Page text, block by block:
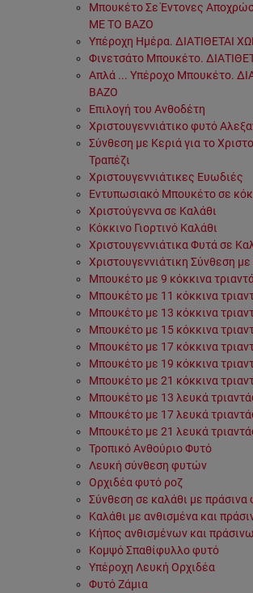
Μπουκέτο Σε Έντονες
ΜΕ ΤΟ ΒΑΖΟ
Υπέροχη Ημέρα. ΔΙΑΤΙΘΕΤΑΙ
Φινετσάτο Μπουκέτο.
Απλά ... Υπέροχο Μπουκέτο.
ΒΑΖΟ
Επιλογή του Ανθοδέτη
Χριστουγεννιάτικο φυτό
Σύνθεση με Κεριά για το
Τραπέζι
Χριστουγεννιάτικες Ευωδιές
Εντυπωσιακό Μπουκέτο σε
Χριστούγεννα σε Καλάθι
Κόκκινο Γιορτινό Καλάθι
Χριστουγεννιάτικα Φυτά σε
Χριστουγεννιάτικη Σύνθεση
Μπουκέτο με 9 κόκκινα
Μπουκέτο με 11 κόκκινα
Μπουκέτο με 13 κόκκινα
Μπουκέτο με 15 κόκκινα
Μπουκέτο με 17 κόκκινα
Μπουκέτο με 19 κόκκινα
Μπουκέτο με 21 κόκκινα
Μπουκέτο με 13 λευκά
Μπουκέτο με 17 λευκά
Μπουκέτο με 21 λευκά
Τροπικό Ανθούριο Φυτό
Λευκή σύνθεση φυτών
Ορχιδέα φυτό ροζ
Σύνθεση σε καλάθι με πράσινα
Καλάθι με ανθισμένα και
Κήπος ανθισμένων και
Κομψό Σπαθίφυλλο φυτό
Υπέροχη Λευκή Ορχιδέα
Φυτό Ζάμια